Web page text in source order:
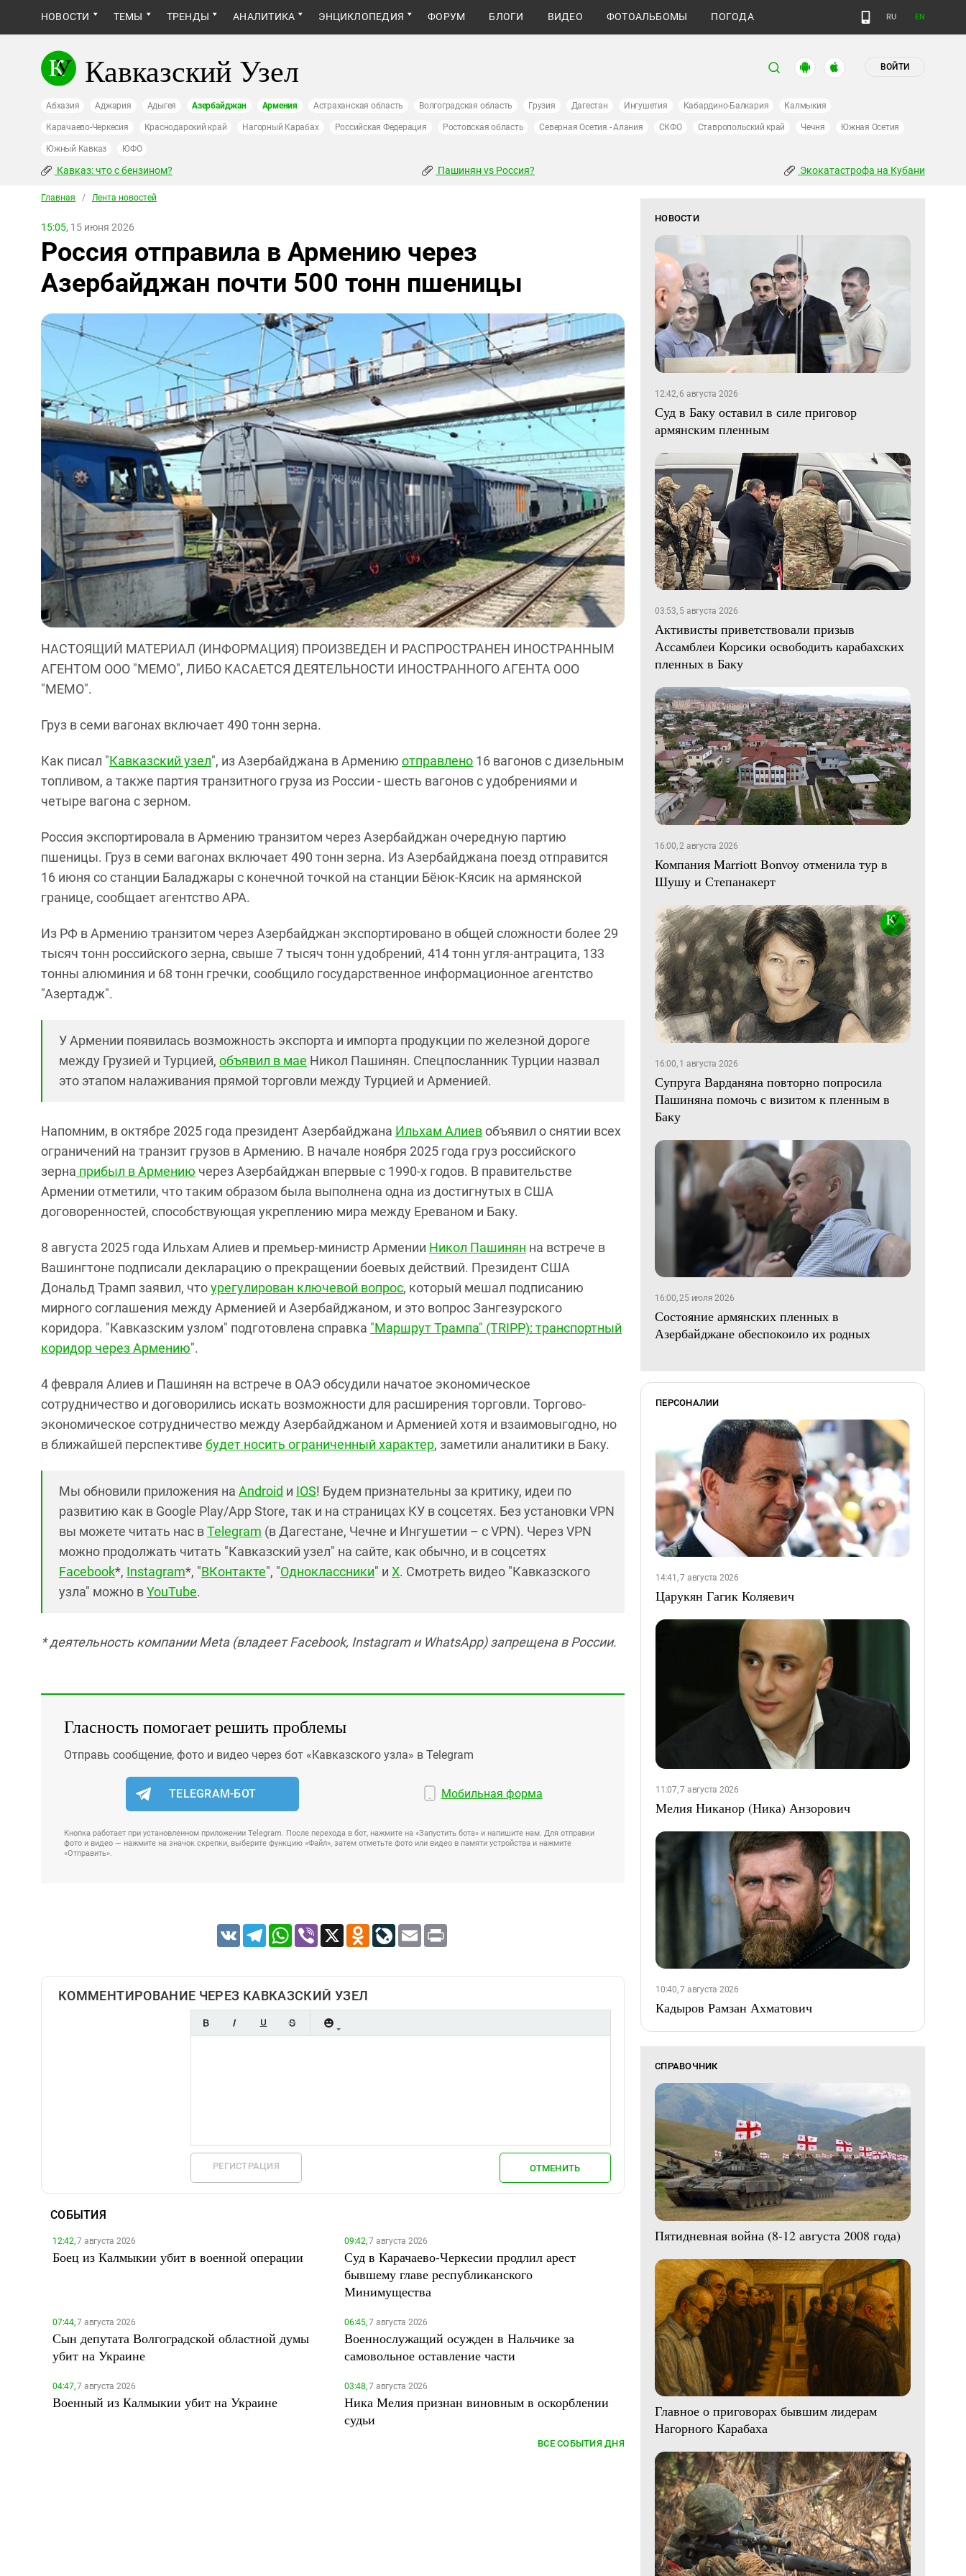
НОВОСТИ ТЕМЫ ТРЕНДЫ АНАЛИТИКА ЭНЦИКЛОПЕДИЯ ФОРУМ БЛОГИ ВИДЕО ФОТОАЛЬБОМЫ ПОГОДА RU EN
Кавказский Узел ВОЙТИ
Абхазия Аджария Адыгея Азербайджан Армения Астраханская область Волгоградская область Грузия Дагестан Ингушетия Кабардино-Балкария Калмыкия
Карачаево-Черкесия Краснодарский край Нагорный Карабах Российская Федерация Ростовская область Северная Осетия - Алания СКФО Ставропольский край Чечня Южная Осетия
Южный Кавказ ЮФО
Кавказ: что с бензином? Пашинян vs Россия? Экокатастрофа на Кубани
Главная / Лента новостей
15:05, 15 июня 2026
Россия отправила в Армению через
Азербайджан почти 500 тонн пшеницы
НАСТОЯЩИЙ МАТЕРИАЛ (ИНФОРМАЦИЯ) ПРОИЗВЕДЕН И РАСПРОСТРАНЕН ИНОСТРАННЫМ
АГЕНТОМ ООО "МЕМО", ЛИБО КАСАЕТСЯ ДЕЯТЕЛЬНОСТИ ИНОСТРАННОГО АГЕНТА ООО
"МЕМО".
Груз в семи вагонах включает 490 тонн зерна.
Как писал "Кавказский узел", из Азербайджана в Армению отправлено 16 вагонов с дизельным
топливом, а также партия транзитного груза из России - шесть вагонов с удобрениями и
четыре вагона с зерном.
Россия экспортировала в Армению транзитом через Азербайджан очередную партию
пшеницы. Груз в семи вагонах включает 490 тонн зерна. Из Азербайджана поезд отправится
16 июня со станции Баладжары с конечной точкой на станции Бёюк-Кясик на армянской
границе, сообщает агентство АРА.
Из РФ в Армению транзитом через Азербайджан экспортировано в общей сложности более 29
тысяч тонн российского зерна, свыше 7 тысяч тонн удобрений, 414 тонн угля-антрацита, 133
тонны алюминия и 68 тонн гречки, сообщило государственное информационное агентство
"Азертадж".
У Армении появилась возможность экспорта и импорта продукции по железной дороге
между Грузией и Турцией, объявил в мае Никол Пашинян. Спецпосланник Турции назвал
это этапом налаживания прямой торговли между Турцией и Арменией.
Напомним, в октябре 2025 года президент Азербайджана Ильхам Алиевобъявил о снятии всех
ограничений на транзит грузов в Армению. В начале ноября 2025 года груз российского
зерна прибыл в Армению через Азербайджан впервые с 1990-х годов. В правительстве
Армении отметили, что таким образом была выполнена одна из достигнутых в США
договоренностей, способствующая укреплению мира между Ереваном и Баку.
8 августа 2025 года Ильхам Алиев и премьер-министр Армении Никол Пашинян на встрече в
Вашингтоне подписали декларацию о прекращении боевых действий. Президент США
Дональд Трамп заявил, чтоурегулирован ключевой вопрос, который мешал подписанию
мирного соглашения между Арменией и Азербайджаном, и это вопрос Зангезурского
коридора. "Кавказским узлом" подготовлена справка "Маршрут Трампа" (TRIPP): транспортный
коридор через Армению".
4 февраля Алиев и Пашинян на встрече в ОАЭ обсудили начатое экономическое
сотрудничество и договорились искать возможности для расширения торговли. Торгово-
экономическое сотрудничество между Азербайджаном и Арменией хотя и взаимовыгодно, но
в ближайшей перспективе будет носить ограниченный характер, заметили аналитики в Баку.
Мы обновили приложения на Android и IOS! Будем признательны за критику, идеи по
развитию как в Google Play/App Store, так и на страницах КУ в соцсетях. Без установки VPN
вы можете читать нас вTelegram (в Дагестане, Чечне и Ингушетии – с VPN). Через VPN
можно продолжать читать "Кавказский узел" на сайте, как обычно, и в соцсетях
Facebook*, Instagram*, "ВКонтакте", "Одноклассники" и X. Смотреть видео "Кавказского
узла" можно вYouTube.
* деятельность компании Meta (владеет Facebook, Instagram и WhatsApp) запрещена в России.
Гласность помогает решить проблемы
Отправь сообщение, фото и видео через бот «Кавказского узла» в Telegram
TELEGRAM-БОТ Мобильная форма
Кнопка работает при установленном приложении Telegram. После перехода в бот, нажмите на «Запустить бота» и напишите нам. Для отправки
фото и видео — нажмите на значок скрепки, выберите функцию «Файл», затем отметьте фото или видео в памяти устройства и нажмите
«Отправить».
VK TelegramWhatsApp
Viber X Odnoklassniki
LiveJournal
Email
КОММЕНТИРОВАНИЕ ЧЕРЕЗ КАВКАЗСКИЙ УЗЕЛ
РЕГИСТРАЦИЯ ОТМЕНИТЬ
СОБЫТИЯ
12:42,7 августа 2026
Боец из Калмыкии убит в военной операции
09:42,7 августа 2026
Суд в Карачаево-Черкесии продлил арест
бывшему главе республиканского
Минимущества
07:44,7 августа 2026
Сын депутата Волгоградской областной думы
убит на Украине
06:45,7 августа 2026
Военнослужащий осужден в Нальчике за
самовольное оставление части
04:47,7 августа 2026
Военный из Калмыкии убит на Украине
03:48,7 августа 2026
Ника Мелия признан виновным в оскорблении
судьи
ВСЕ СОБЫТИЯ ДНЯ
НОВОСТИ
12:42, 6 августа 2026
Суд в Баку оставил в силе приговор
армянским пленным
03:53, 5 августа 2026
Активисты приветствовали призыв
Ассамблеи Корсики освободить карабахских
пленных в Баку
16:00, 2 августа 2026
Компания Marriott Bonvoy отменила тур в
Шушу и Степанакерт
16:00, 1 августа 2026
Супруга Варданяна повторно попросила
Пашиняна помочь с визитом к пленным в
Баку
16:00, 25 июля 2026
Состояние армянских пленных в
Азербайджане обеспокоило их родных
ПЕРСОНАЛИИ
14:41, 7 августа 2026
Царукян Гагик Коляевич
11:07, 7 августа 2026
Мелия Никанор (Ника) Анзорович
10:40, 7 августа 2026
Кадыров Рамзан Ахматович
СПРАВОЧНИК
Пятидневная война (8-12 августа 2008 года)
Главное о приговорах бывшим лидерам
Нагорного Карабаха